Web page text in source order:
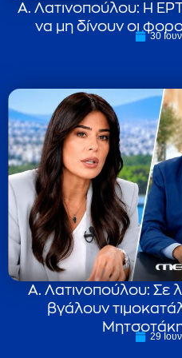
Α. Λατινοπούλου: Η
να μη δίνουν οι
30
Α. Λατινοπούλου: Σε
βγάλουν
29